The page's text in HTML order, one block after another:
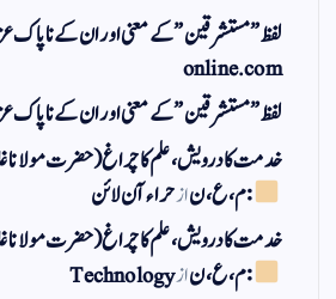
لفظ ” مستشرقین ” کے معنی اور ان کے نا پاک
online.com
لفظ ” مستشرقین ” کے معنی اور ان کے نا پاک
خدمت کا درویش، علم کا چراغ(حضرت مولانا
: م ، ع ، نازحراء آن لائن
خدمت کا درویش، علم کا چراغ(حضرت مولانا
: م ، ع ، نازTechnology